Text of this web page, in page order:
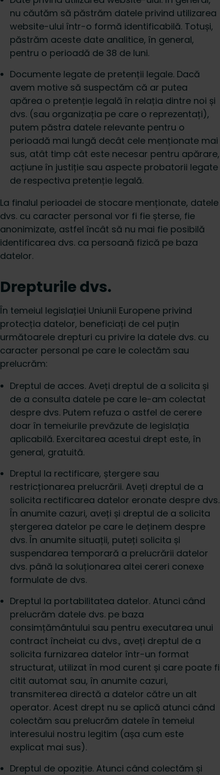
nu căutăm să păstrăm datele privind utilizarea
website-ului într-o formă identificabilă. Totuși,
păstrăm aceste date analitice, în general,
pentru o perioadă de 38 de luni.
Documente legate de pretenții legale. Dacă
avem motive să suspectăm că ar putea
apărea o pretenție legală în relația dintre noi și
dvs. (sau organizația pe care o reprezentați),
putem păstra datele relevante pentru o
perioadă mai lungă decât cele menționate mai
sus, atât timp cât este necesar pentru apărare,
acțiune în justiție sau aspecte probatorii legate
de respectiva pretenție legală.
La finalul perioadei de stocare menționate, datele
dvs. cu caracter personal vor fi fie șterse, fie
anonimizate, astfel încât să nu mai fie posibilă
identificarea dvs. ca persoană fizică pe baza
datelor.
Drepturile dvs.
În temeiul legislației Uniunii Europene privind
protecția datelor, beneficiați de cel puțin
următoarele drepturi cu privire la datele dvs. cu
caracter personal pe care le colectăm sau
prelucrăm:
Dreptul de acces. Aveți dreptul de a solicita și
de a consulta datele pe care le-am colectat
despre dvs. Putem refuza o astfel de cerere
doar în temeiurile prevăzute de legislația
aplicabilă. Exercitarea acestui drept este, în
general, gratuită.
Dreptul la rectificare, ștergere sau
restricționarea prelucrării. Aveți dreptul de a
solicita rectificarea datelor eronate despre dvs.
În anumite cazuri, aveți și dreptul de a solicita
ștergerea datelor pe care le deținem despre
dvs. În anumite situații, puteți solicita și
suspendarea temporară a prelucrării datelor
dvs. până la soluționarea altei cereri conexe
formulate de dvs.
Dreptul la portabilitatea datelor. Atunci când
prelucrăm datele dvs. pe baza
consimțământului sau pentru executarea unui
contract încheiat cu dvs., aveți dreptul de a
solicita furnizarea datelor într-un format
structurat, utilizat în mod curent și care poate fi
citit automat sau, în anumite cazuri,
transmiterea directă a datelor către un alt
operator. Acest drept nu se aplică atunci când
colectăm sau prelucrăm datele în temeiul
interesului nostru legitim (așa cum este
explicat mai sus).
Dreptul de opoziție. Atunci când colectăm și